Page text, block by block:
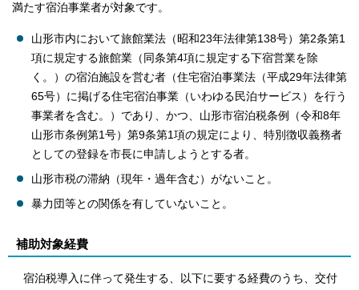
満たす宿泊事業者が対象です。
山形市内において旅館業法（昭和23年法律第138号）第2条第1
項に規定する旅館業（同条第4項に規定する下宿営業を除
く。）の宿泊施設を営む者（住宅宿泊事業法（平成29年法律第
65号）に掲げる住宅宿泊事業（いわゆる民泊サービス）を行う
事業者を含む。）であり、かつ、山形市宿泊税条例（令和8年
山形市条例第1号）第9条第1項の規定により、特別徴収義務者
としての登録を市長に申請しようとする者。
山形市税の滞納（現年・過年含む）がないこと。
暴力団等との関係を有していないこと。
補助対象経費
宿泊税導入に伴って発生する、以下に要する経費のうち、交付